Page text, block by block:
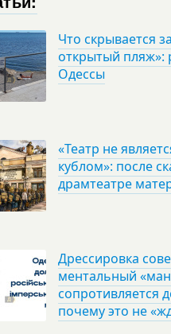
Что скрывается
открытый пляж»:
Одессы
«Театр не
кублом»: после
драмтеатре
Дрессировка
ментальный
сопротивляется
почему это не